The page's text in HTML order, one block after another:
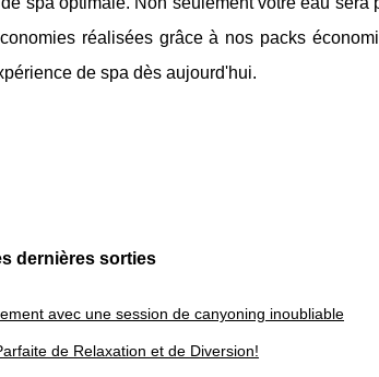
réalisées grâce à nos packs
de spa dès aujourd'hui.
dernières sorties
avec une session de canyoning inoubliable
de Relaxation et de Diversion!